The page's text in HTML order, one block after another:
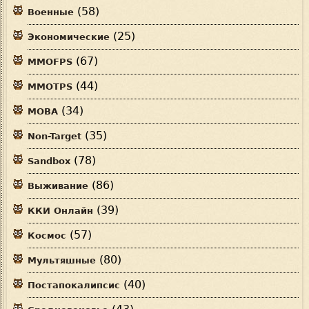
Военные (58)
Экономические (25)
MMOFPS (67)
MMOTPS (44)
MOBA (34)
Non-Target (35)
Sandbox (78)
Выживание (86)
ККИ Онлайн (39)
Космос (57)
Мультяшные (80)
Постапокалипсис (40)